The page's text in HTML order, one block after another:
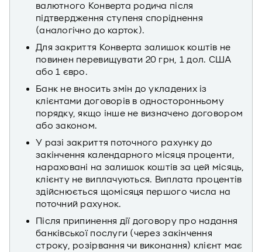
валютного Конверта родича після
підтвердження ступеня споріднення
(аналогічно до карток).
Для закриття Конверта залишок коштів не
повинен перевищувати 20 грн, 1 дол. США
або 1 євро.
Банк не вносить змін до укладених із
клієнтами договорів в односторонньому
порядку, якщо інше не визначено договором
або законом.
У разі закриття поточного рахунку до
закінчення календарного місяця проценти,
нараховані на залишок коштів за цей місяць,
клієнту не виплачуються. Виплата процентів
здійснюється щомісяця першого числа на
поточний рахунок.
Після припинення дії договору про надання
банківської послуги (через закінчення
строку, розірвання чи виконання) клієнт має